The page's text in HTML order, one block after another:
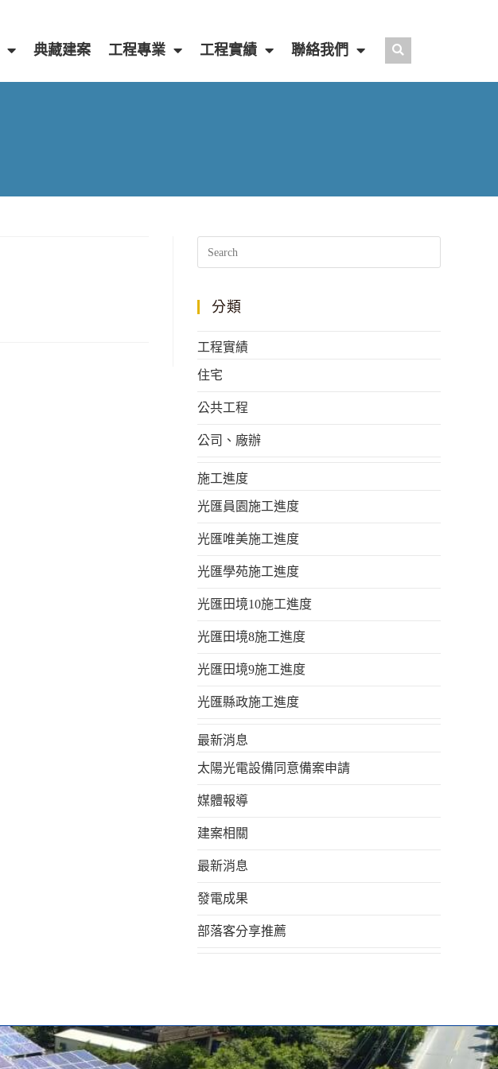
典藏建案 工程專業 工程實績 聯絡我們
分類
工程實績
住宅
公共工程
公司、廠辦
施工進度
光匯員園施工進度
光匯唯美施工進度
光匯學苑施工進度
光匯田境10施工進度
光匯田境8施工進度
光匯田境9施工進度
光匯縣政施工進度
最新消息
太陽光電設備同意備案申請
媒體報導
建案相關
最新消息
發電成果
部落客分享推薦